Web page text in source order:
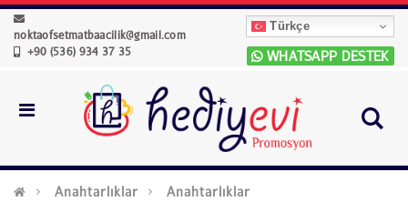
noktaofsetmatbaacilik@gmail.com
+90 (536) 934 37 35
Türkçe
WHATSAPP DESTEK
Anahtarlıklar Anahtarlıklar